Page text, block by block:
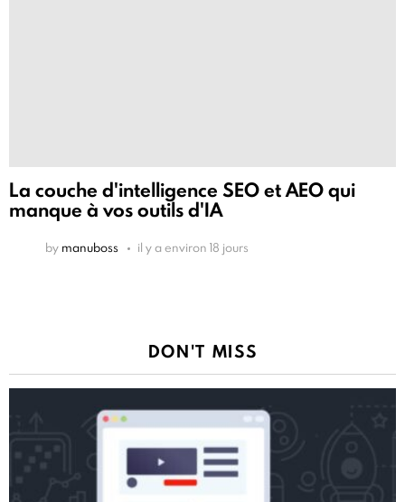
La couche d'intelligence SEO et AEO qui
manque à vos outils d'IA
by manuboss il y a environ 18 jours
DON'T MISS